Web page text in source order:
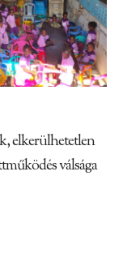
elkerülhetetlen
válsága